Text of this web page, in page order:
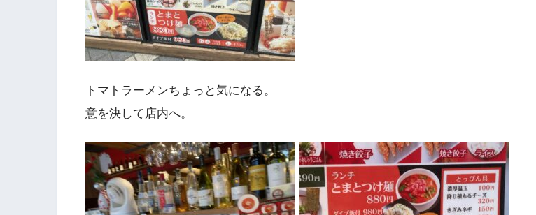
トマトラーメンちょっと気になる。
意を決して店内へ。